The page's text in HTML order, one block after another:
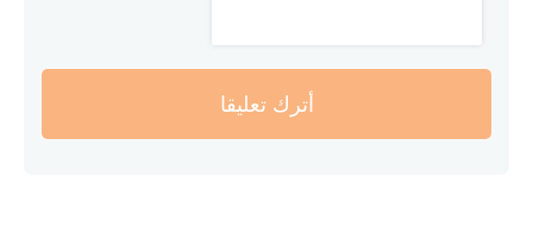
أترك تعليقا